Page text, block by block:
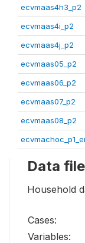
ecvmaas4h3_p2
ecvmaas4i_p2
ecvmaas4j_p2
ecvmaas05_p2
ecvmaas06_p2
ecvmaas07_p2
ecvmaas08_p2
Data
Household
Cases:
Variables: